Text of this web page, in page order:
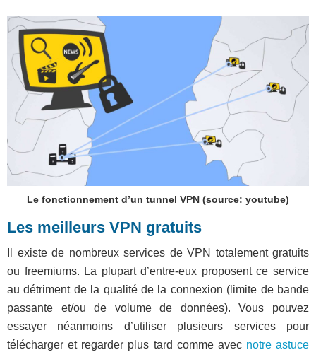
Le fonctionnement d’un tunnel VPN (source: youtube)
Les meilleurs VPN gratuits
Il existe de nombreux services de VPN totalement gratuits
ou freemiums. La plupart d’entre-eux proposent ce service
au détriment de la qualité de la connexion (limite de bande
passante et/ou de volume de données). Vous pouvez
essayer néanmoins d’utiliser plusieurs services pour
télécharger et regarder plus tard comme avec notre astuce